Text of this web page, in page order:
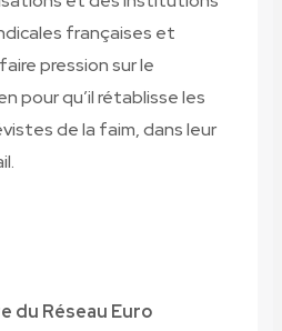
françaises et
pression sur le
pour qu’il rétablisse les
de la faim, dans leur
du Réseau Euro